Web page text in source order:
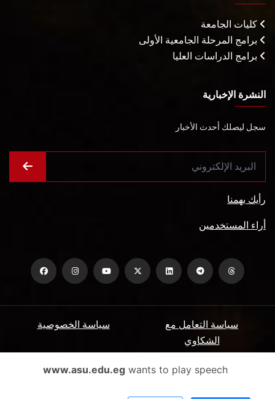
كليات الجامعة
برامج المرحلة الجامعية الأولى
برامج الدراسات العليا
النشرة الإخبارية
سجل ليصلك أحدث الأخبار
رأيك يهمنا
أراء المستخدمين
سياسة الخصوصية
سياسة التعامل مع
الشكاوي
الأسئلة الشائعة ميثاق المتعاملين www.asu.edu.egwants to play speech